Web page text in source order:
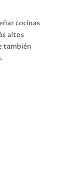
cocinas
altos
también